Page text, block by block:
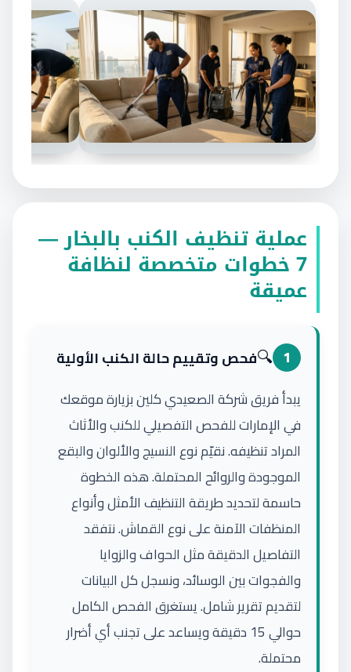
عملية تنظيف الكنب بالبخار —
7 خطوات متخصصة لنظافة
عميقة
1
🔍فحص وتقييم حالة الكنب الأولية
يبدأ فريق شركة الصعيدي كلين بزيارة موقعك
في الإمارات للفحص التفصيلي للكنب والأثاث
المراد تنظيفه. نقيّم نوع النسيج والألوان والبقع
الموجودة والروائح المحتملة. هذه الخطوة
حاسمة لتحديد طريقة التنظيف الأمثل وأنواع
المنظفات الآمنة على نوع القماش. نتفقد
التفاصيل الدقيقة مثل الحواف والزوايا
والفجوات بين الوسائد، ونسجل كل البيانات
لتقديم تقرير شامل. يستغرق الفحص الكامل
حوالي 15 دقيقة ويساعد على تجنب أي أضرار
محتملة.